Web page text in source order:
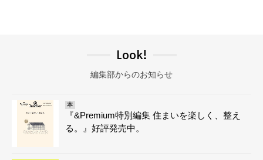
Look!
編集部からのお知らせ
本
『&Premium特別編集 住まいを楽しく、整え
る。』好評発売中。